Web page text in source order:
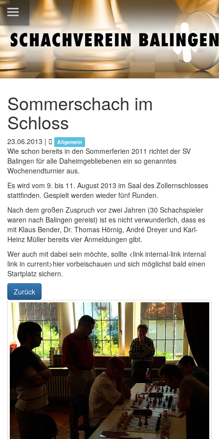
Sommerschach im
Schloss
23.06.2013 | Allgemein
Wie schon bereits in den Sommerferien 2011 richtet der SV
Balingen für alle Daheimgebliebenen ein so genanntes
Wochenendturnier aus.
Es wird vom 9. bis 11. August 2013 im Saal des Zollernschlosses
stattfinden. Gespielt werden wieder fünf Runden.
Nach dem großen Zuspruch vor zwei Jahren (30 Schachspieler
waren nach Balingen gereist) ist es nicht verwunderlich, dass es
mit Klaus Bender, Dr. Thomas Hörnig, André Dreyer und Karl-
Heinz Müller bereits vier Anmeldungen gibt.
Wer auch mit dabei sein möchte, sollte <link internal-link internal
link in current>hier vorbeischauen und sich möglichst bald einen
Startplatz sichern.
Zurück